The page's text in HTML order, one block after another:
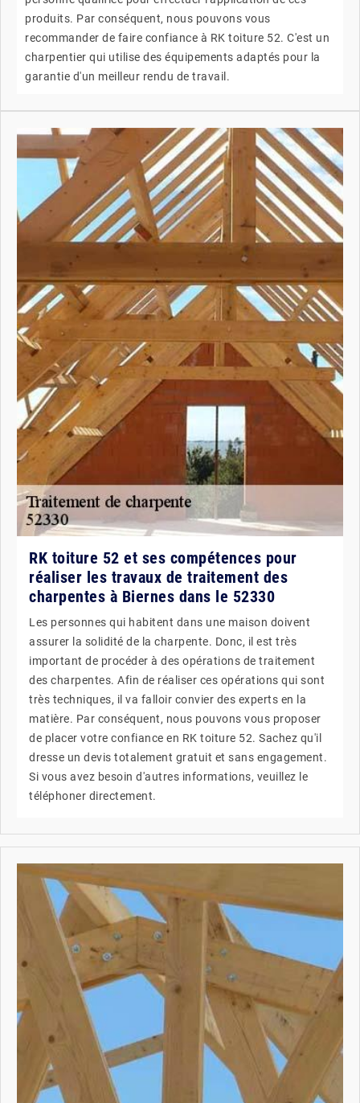
produits. Par conséquent, nous pouvons vous
recommander de faire confiance à RK toiture 52. C'est un
charpentier qui utilise des équipements adaptés pour la
garantie d'un meilleur rendu de travail.
RK toiture 52 et ses compétences pour
réaliser les travaux de traitement des
charpentes à Biernes dans le 52330
Les personnes qui habitent dans une maison doivent
assurer la solidité de la charpente. Donc, il est très
important de procéder à des opérations de traitement
des charpentes. Afin de réaliser ces opérations qui sont
très techniques, il va falloir convier des experts en la
matière. Par conséquent, nous pouvons vous proposer
de placer votre confiance en RK toiture 52. Sachez qu'il
dresse un devis totalement gratuit et sans engagement.
Si vous avez besoin d'autres informations, veuillez le
téléphoner directement.